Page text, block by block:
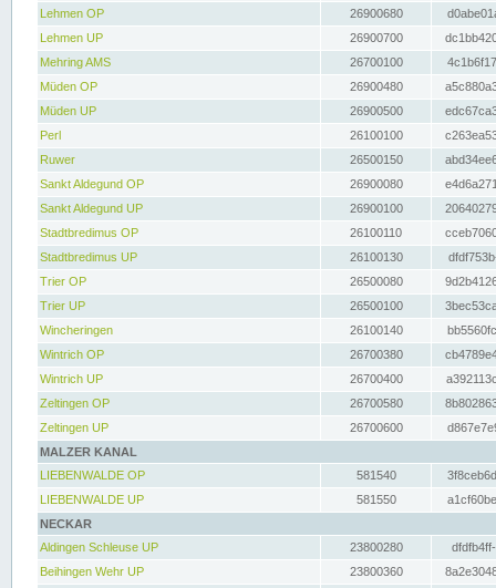
Lehmen OP
26900680
Lehmen UP
26900700
Mehring AMS
26700100
Müden OP
26900480
Müden UP
26900500
Perl
26100100
Ruwer
26500150
Sankt Aldegund OP
26900080
Sankt Aldegund UP
26900100
Stadtbredimus OP
26100110
Stadtbredimus UP
26100130
Trier OP
26500080
Trier UP
26500100
Wincheringen
26100140
Wintrich OP
26700380
Wintrich UP
26700400
Zeltingen OP
26700580
Zeltingen UP
26700600
MALZER KANAL
LIEBENWALDE OP
581540
LIEBENWALDE UP
581550
NECKAR
Aldingen Schleuse UP
23800280
Beihingen Wehr UP
23800360